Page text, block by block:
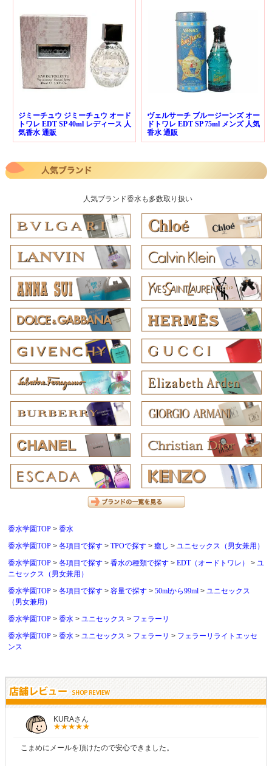
ジミーチュウ ジミーチュウ オード
トワレ EDT SP 40ml レディース 人
気香水 通販
ヴェルサーチ ブルージーンズ オー
ドトワレ EDT SP 75ml メンズ 人気
香水 通販
人気ブランド香水も多数取り扱い
香水学園TOP
香水
香水学園TOP
各項目で探す TPOで探す 癒し
ユニセックス（男女兼用）
香水学園TOP
各項目で探す 香水の種類で探す EDT（オードトワレ）
ユ
ニセックス（男女兼用）
香水学園TOP
各項目で探す 容量で探す 50mlから99ml
ユニセックス
（男女兼用）
香水学園TOP
香水 ユニセックス
フェラーリ
香水学園TOP
香水 ユニセックス フェラーリ
フェラーリライトエッセ
ンス
KURAさん
こまめにメールを頂けたので安心できました。